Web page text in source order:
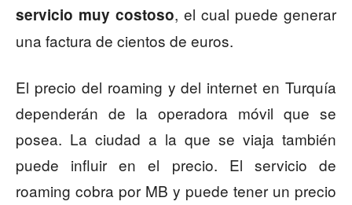
servicio muy costoso, el cual puede generar
una factura de cientos de euros.
El precio del roaming y del internet en Turquía
dependerán de la operadora móvil que se
posea. La ciudad a la que se viaja también
puede influir en el precio. El servicio de
roaming cobra por MB y puede tener un precio